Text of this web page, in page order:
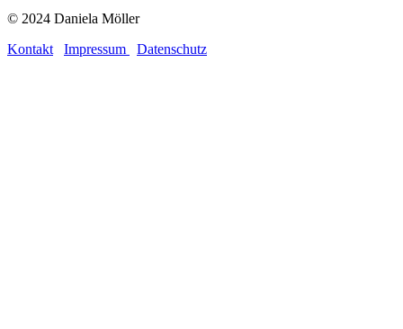
© 2024 Daniela Möller
Kontakt
Impressum Datenschutz